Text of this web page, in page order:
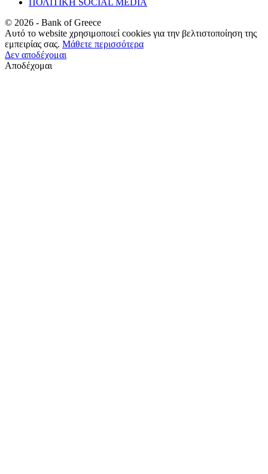
© 2026 - Bank of Greece
Αυτό το website χρησιμοποιεί cookies για την βελτιστοποίηση της
εμπειρίας σας. Μάθετε περισσότερα
Δεν αποδέχομαι
Αποδέχομαι